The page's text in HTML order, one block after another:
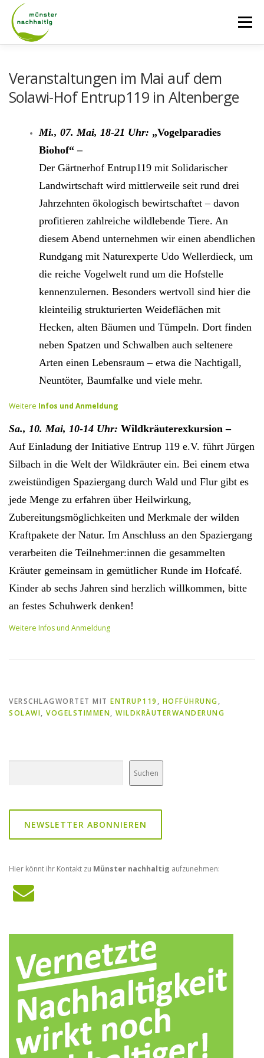
Inhalt
springen
Menü
LASTENRADVERLEIH
Veranstaltungen im Mai auf dem
Solawi-Hof Entrup119 in Altenberge
Mi., 07. Mai, 18-21 Uhr: „Vogelparadies
Biohof“ –
Der Gärtnerhof Entrup119 mit Solidarischer
Landwirtschaft wird mittlerweile seit rund drei
Jahrzehnten ökologisch bewirtschaftet – davon
profitieren zahlreiche wildlebende Tiere. An
diesem Abend unternehmen wir einen abendlichen
Rundgang mit Naturexperte Udo Wellerdieck, um
die reiche Vogelwelt rund um die Hofstelle
kennenzulernen. Besonders wertvoll sind hier die
kleinteilig strukturierten Weideflächen mit
Hecken, alten Bäumen und Tümpeln. Dort finden
neben Spatzen und Schwalben auch seltenere
Arten einen Lebensraum – etwa die Nachtigall,
Neuntöter, Baumfalke und viele mehr.
Weitere Infos und Anmeldung
Sa., 10. Mai, 10-14 Uhr: Wildkräuterexkursion –
Auf Einladung der Initiative Entrup 119 e.V. führt Jürgen
Silbach in die Welt der Wildkräuter ein. Bei einem etwa
zweistündigen Spaziergang durch Wald und Flur gibt es
jede Menge zu erfahren über Heilwirkung,
Zubereitungsmöglichkeiten und Merkmale der wilden
Kraftpakete der Natur. Im Anschluss an den Spaziergang
verarbeiten die Teilnehmer:innen die gesammelten
Kräuter gemeinsam in gemütlicher Runde im Hofcafé.
Kinder ab sechs Jahren sind herzlich willkommen, bitte
an festes Schuhwerk denken!
Weitere Infos und Anmeldung
VERSCHLAGWORTET MIT ENTRUP119 , HOFFÜHRUNG,
SOLAWI, VOGELSTIMMEN, WILDKRÄUTERWANDERUNG
Suchen
NEWSLETTER ABONNIEREN
Hier könnt ihr Kontakt zu Münster nachhaltig aufzunehmen: